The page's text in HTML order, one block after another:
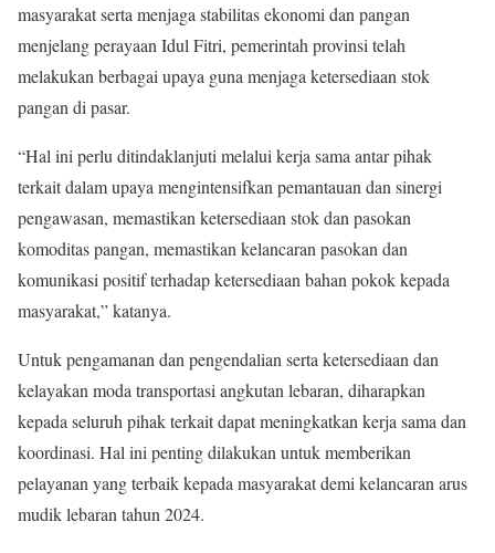
masyarakat serta menjaga stabilitas ekonomi dan pangan
menjelang perayaan Idul Fitri, pemerintah provinsi telah
melakukan berbagai upaya guna menjaga ketersediaan stok
pangan di pasar.
“Hal ini perlu ditindaklanjuti melalui kerja sama antar pihak
terkait dalam upaya mengintensifkan pemantauan dan sinergi
pengawasan, memastikan ketersediaan stok dan pasokan
komoditas pangan, memastikan kelancaran pasokan dan
komunikasi positif terhadap ketersediaan bahan pokok kepada
masyarakat,” katanya.
Untuk pengamanan dan pengendalian serta ketersediaan dan
kelayakan moda transportasi angkutan lebaran, diharapkan
kepada seluruh pihak terkait dapat meningkatkan kerja sama dan
koordinasi. Hal ini penting dilakukan untuk memberikan
pelayanan yang terbaik kepada masyarakat demi kelancaran arus
mudik lebaran tahun 2024.